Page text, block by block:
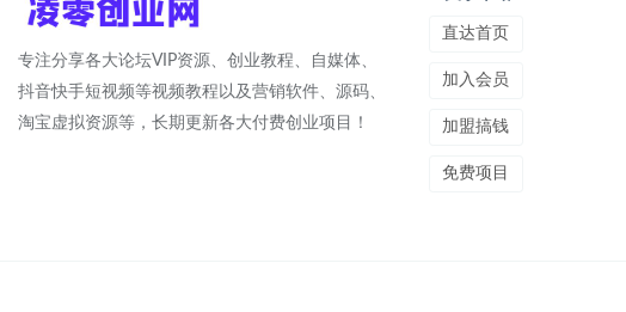
专注分享各大论坛VIP资源、创业教程、自媒体、
抖音快手短视频等视频教程以及营销软件、源码、
淘宝虚拟资源等，长期更新各大付费创业项目！
直达首页
加入会员
加盟搞钱
免费项目